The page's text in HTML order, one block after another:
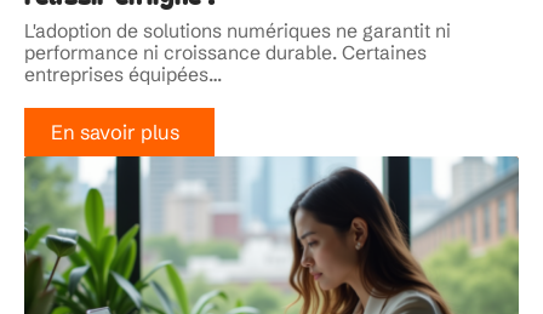
L'adoption de solutions numériques ne garantit ni
performance ni croissance durable. Certaines
entreprises équipées…
En savoir plus